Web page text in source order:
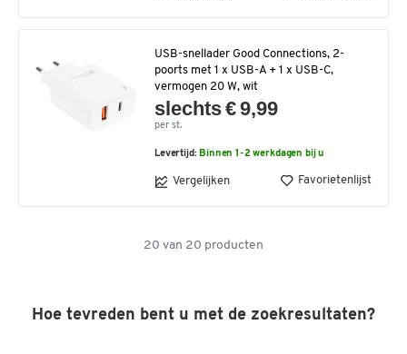
USB-snellader Good Connections, 2-
poorts met 1 x USB-A + 1 x USB-C,
vermogen 20 W, wit
slechts € 9,99
per st.
Levertijd: Binnen 1-2 werkdagen bij u
Vergelijken Favorietenlijst
20 van 20 producten
Hoe tevreden bent u met de zoekresultaten?